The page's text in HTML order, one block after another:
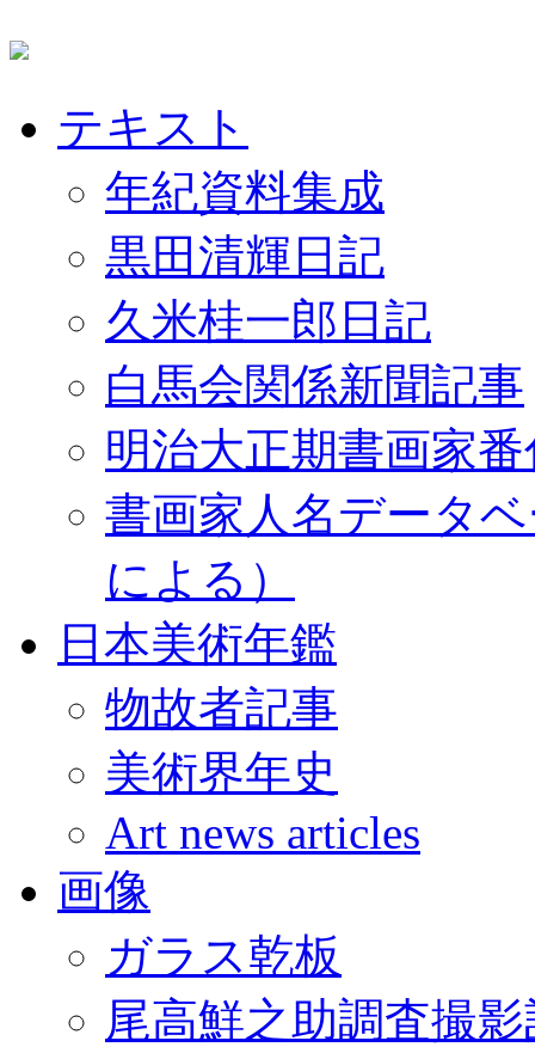
テキスト
年紀資料集成
黒田清輝日記
久米桂一郎日記
白馬会関係新聞記事
明治大正期書画家
書画家人名データ
による）
日本美術年鑑
物故者記事
美術界年史
Art news articles
画像
ガラス乾板
尾高鮮之助調査撮